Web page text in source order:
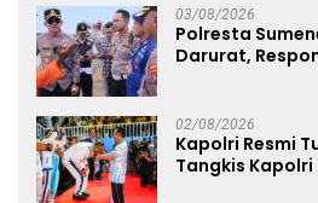
03/08/2026
Polresta
Darurat,
02/08/2026
Kapolri Resmi
Tangkis